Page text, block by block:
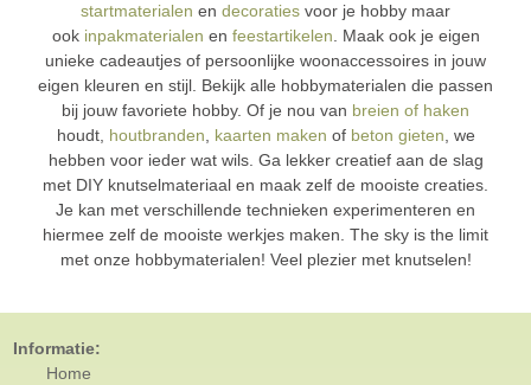
startmaterialen en decoraties voor je hobby maar
ook inpakmaterialen en feestartikelen. Maak ook je eigen
unieke cadeautjes of persoonlijke woonaccessoires in jouw
eigen kleuren en stijl. Bekijk alle hobbymaterialen die passen
bij jouw favoriete hobby. Of je nou van breien of haken
houdt, houtbranden, kaarten maken of beton gieten, we
hebben voor ieder wat wils. Ga lekker creatief aan de slag
met DIY knutselmateriaal en maak zelf de mooiste creaties.
Je kan met verschillende technieken experimenteren en
hiermee zelf de mooiste werkjes maken. The sky is the limit
met onze hobbymaterialen! Veel plezier met knutselen!
Informatie:
Home